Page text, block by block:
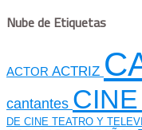
Nube de Etiquetas
ACTOR ACTRIZ
cantantes CINE
DE CINE TEATRO Y